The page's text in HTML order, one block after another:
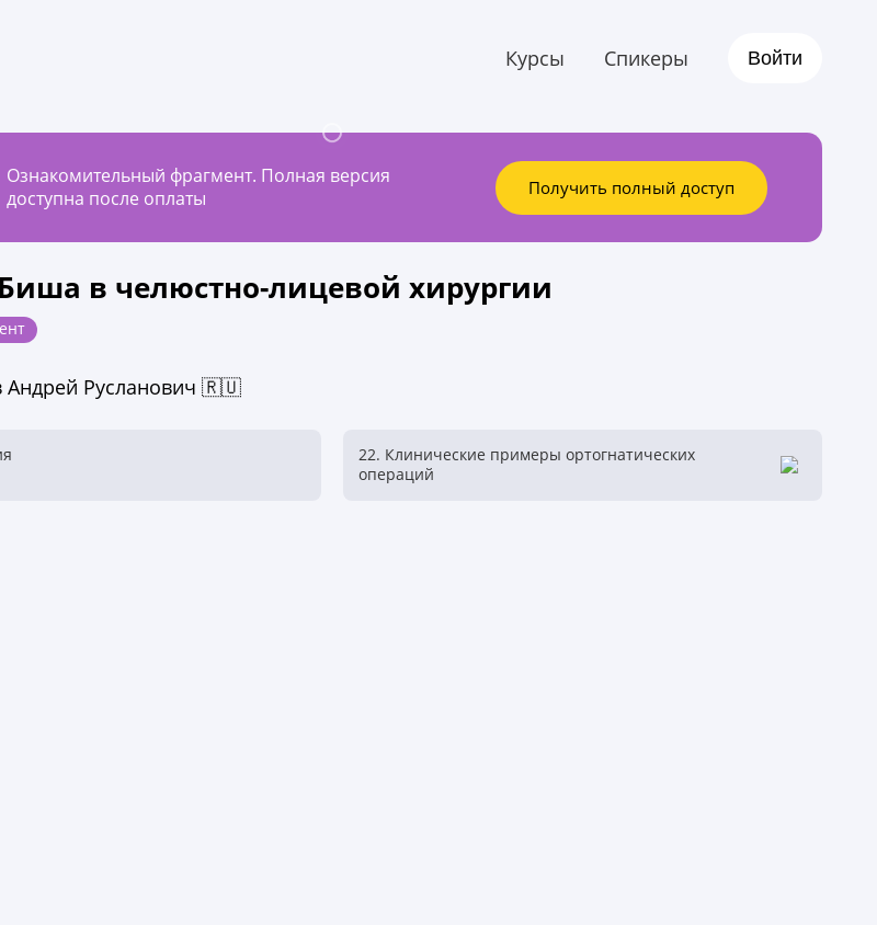
Курсы Спикеры Войти
Ознакомительный фрагмент. Полная версия
доступна после оплаты
Получить полный доступ
в челюстно-лицевой хирургии
Андрей Русланович 🇷🇺
22. Клинические примеры ортогнатических
операций